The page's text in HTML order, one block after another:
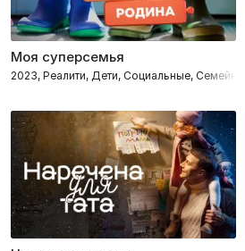
Моя суперсемья
2023, Реалити, Дети, Социальные,